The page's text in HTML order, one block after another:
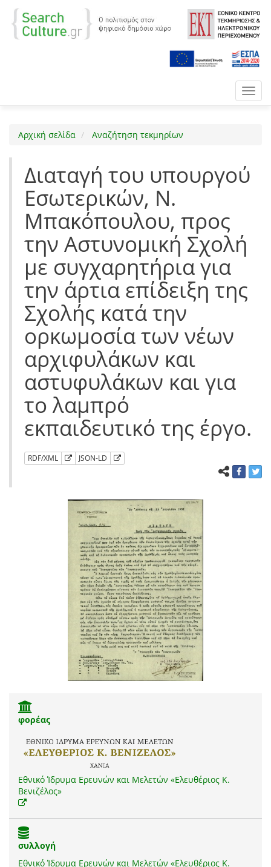
Αρχική σελίδα Αναζήτηση τεκμηρίων
Διαταγή του υπουργού
Εσωτερικών, Ν.
Μπακόπουλου, προς
την Αστυνομική Σχολή
με συγχαρητήρια για
την άρτια επίδειξη της
Σχολής κατά την
ορκωμοσία των νέων
αρχιφυλάκων και
αστυφυλάκων και για
το λαμπρό
εκπαιδευτικό της έργο.
RDF/XML JSON-LD
φορέας
Εθνικό Ίδρυμα Ερευνών και Μελετών «Ελευθέριος Κ.
Βενιζέλος»
συλλογή
Εθνικό Ίδρυμα Ερευνών και Μελετών «Ελευθέριος Κ.